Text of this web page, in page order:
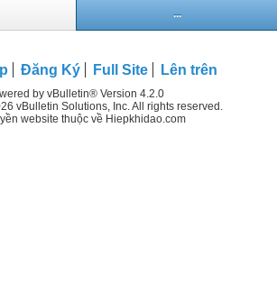
...
Đăng Ký Full Site Lên trên
by vBulletin® Version 4.2.0
vBulletin Solutions, Inc. All rights reserved.
website thuộc về Hiepkhidao.com